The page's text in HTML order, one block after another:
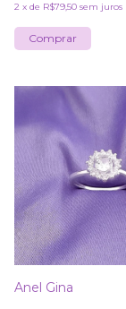
2 x de R$79,50 sem juros
Comprar
Anel Gina